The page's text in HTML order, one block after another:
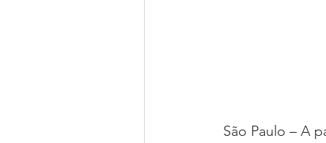
São Paulo – A